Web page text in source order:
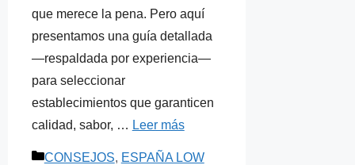
que merece la pena. Pero aquí
presentamos una guía detallada
—respaldada por experiencia—
para seleccionar
establecimientos que garanticen
calidad, sabor, … Leer más
Categorías
CONSEJOS, ESPAÑA LOW